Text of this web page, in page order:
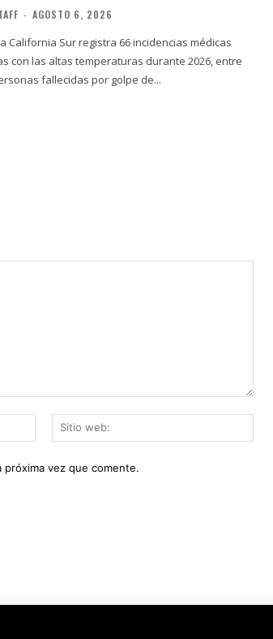
- AGOSTO 6, 2026
California Sur registra 66 incidencias médicas
con las altas temperaturas durante 2026, entre
fallecidas por golpe de...
Correo
electrónico:*
web:
vez que comente.